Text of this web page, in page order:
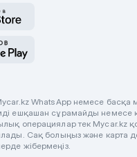
WhatsApp немесе басқа
ешқашан сұрамайды немесе
операциялар тек Mycar.kz
Сақ болыңыз және карта
жібермеңіз.